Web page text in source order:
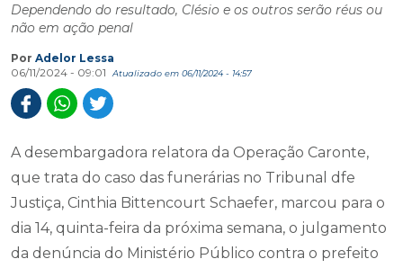
Dependendo do resultado, Clésio e os outros serão réus ou
não em ação penal
Por Adelor Lessa
06/11/2024 - 09:01
Atualizado em 06/11/2024 - 14:57
A desembargadora relatora da Operação Caronte,
que trata do caso das funerárias no Tribunal dfe
Justiça, Cinthia Bittencourt Schaefer, marcou para o
dia 14, quinta-feira da próxima semana, o julgamento
da denúncia do Ministério Público contra o prefeito